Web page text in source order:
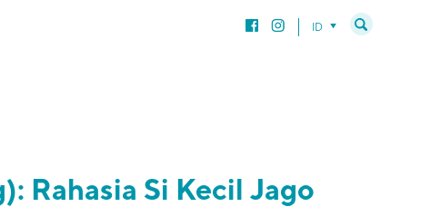
ID
Rahasia Si Kecil Jago